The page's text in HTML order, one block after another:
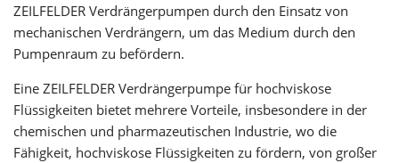
ZEILFELDER Verdrängerpumpen durch den Einsatz von
mechanischen Verdrängern, um das Medium durch den
Pumpenraum zu befördern.
Eine ZEILFELDER Verdrängerpumpe für hochviskose
Flüssigkeiten bietet mehrere Vorteile, insbesondere in der
chemischen und pharmazeutischen Industrie, wo die
Fähigkeit, hochviskose Flüssigkeiten zu fördern, von großer